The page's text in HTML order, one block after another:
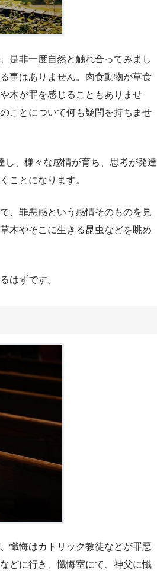
是非一度自然と触れ合ってみまし
事はありません。肉食動物が草食
木が罪を感じることもありませ
ことについて何も疑問を持ちませ
、様々な感情が育ち、思考が発達
ことになります。
、罪悪感という感情そのものを見
木やそこに生きる昆虫などを眺め
はずです。
懺悔はカトリック教徒などが罪悪
どに行き、懺悔室にて、神父に懺